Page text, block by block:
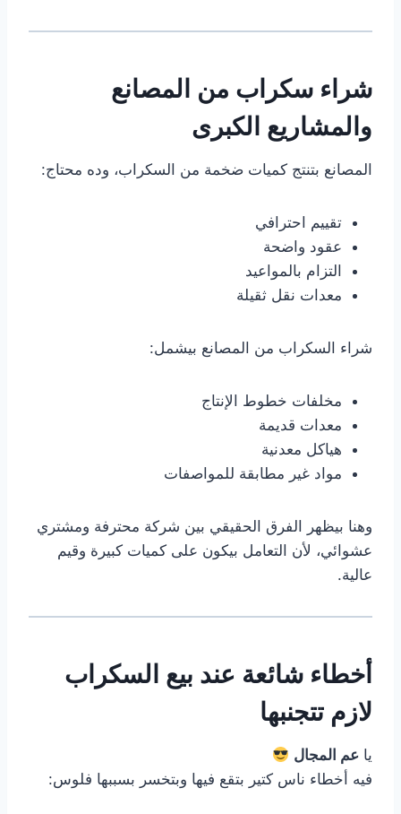
شراء سكراب من المصانع
والمشاريع الكبرى
المصانع بتنتج كميات ضخمة من السكراب، وده محتاج:
تقييم احترافي
عقود واضحة
التزام بالمواعيد
معدات نقل ثقيلة
شراء السكراب من المصانع بيشمل:
مخلفات خطوط الإنتاج
معدات قديمة
هياكل معدنية
مواد غير مطابقة للمواصفات
وهنا بيظهر الفرق الحقيقي بين شركة محترفة ومشتري
عشوائي، لأن التعامل بيكون على كميات كبيرة وقيم
عالية.
أخطاء شائعة عند بيع السكراب
لازم تتجنبها
يا عم المجال
فيه أخطاء ناس كتير بتقع فيها وبتخسر بسببها فلوس: